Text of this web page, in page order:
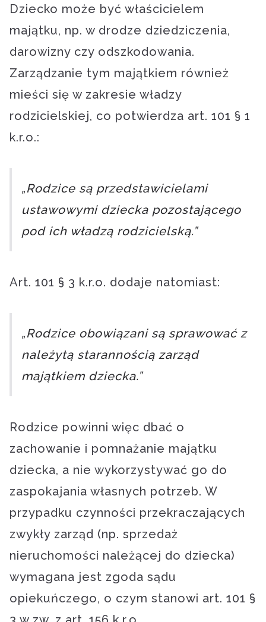
Dziecko może być właścicielem
majątku, np. w drodze dziedziczenia,
darowizny czy odszkodowania.
Zarządzanie tym majątkiem również
mieści się w zakresie władzy
rodzicielskiej, co potwierdza art. 101 § 1
k.r.o.:
„Rodzice są przedstawicielami
ustawowymi dziecka pozostającego
pod ich władzą rodzicielską.”
Art. 101 § 3 k.r.o. dodaje natomiast:
„Rodzice obowiązani są sprawować z
należytą starannością zarząd
majątkiem dziecka.”
Rodzice powinni więc dbać o
zachowanie i pomnażanie majątku
dziecka, a nie wykorzystywać go do
zaspokajania własnych potrzeb. W
przypadku czynności przekraczających
zwykły zarząd (np. sprzedaż
nieruchomości należącej do dziecka)
wymagana jest zgoda sądu
opiekuńczego, o czym stanowi art. 101 §